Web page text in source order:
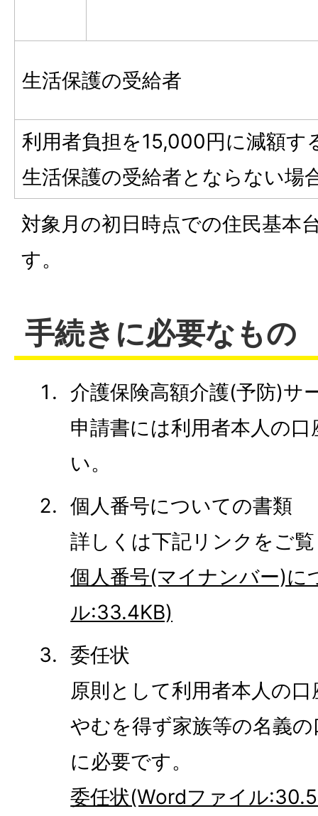
生活保護の受給者
利用者負担を15,000円に減額す
生活保護の受給者とならない場
対象月の初日時点での住民基本
す。
手続きに必要なもの
介護保険高額介護(予防)サ
申請書には利用者本人の
い。
個人番号についての書類
詳しくは下記リンクをご
個人番号(マイナンバー)に
ル:33.4KB)
委任状
原則として利用者本人の
やむを得ず家族等の名義
に必要です。
委任状(Wordファイル